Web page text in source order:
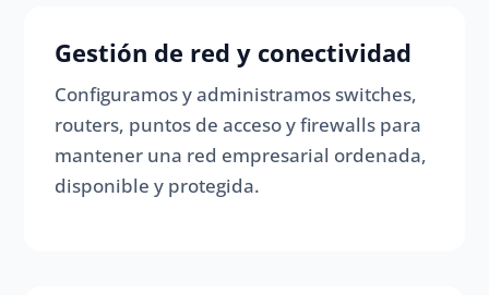
Gestión de red y conectividad
Configuramos y administramos switches,
routers, puntos de acceso y firewalls para
mantener una red empresarial ordenada,
disponible y protegida.